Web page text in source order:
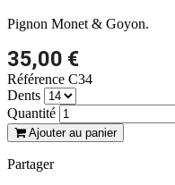
Pignon Monet & Goyon.
35,00 €
Référence C34
Dents
Quantité
Ajouter au panier
Partager